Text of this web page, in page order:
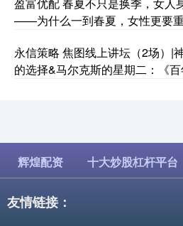
——为什么一到春夏，女性更要
永信策略 焦图线上讲坛（2场）|
的选择&马尔克斯的星期二：《
辉煌配资 十大炒股杠杆平台
友情链接：